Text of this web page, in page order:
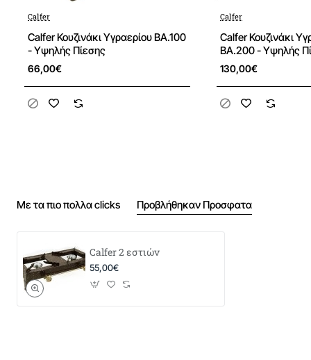
Calfer
Calfer Κουζινάκι Υγραερίου ΒΑ.100
- Υψηλής Πίεσης
66,00€
Calfer
Calfer Κουζινάκι
ΒΑ.200 - Υψηλής
130,00€
Με τα πιο πολλα clicks Προβλήθηκαν Προσφατα
Calfer 2 εστιών
55,00€